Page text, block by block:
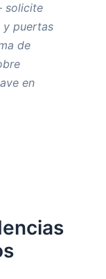
solicite
y puertas
de
en